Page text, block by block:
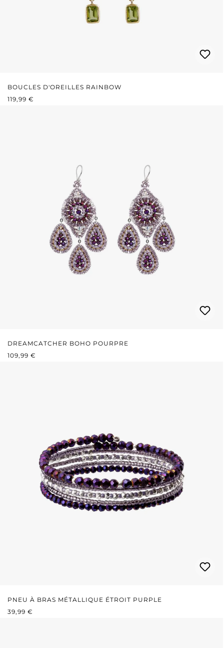
BOUCLES D'OREILLES RAINBOW
PRIX RÉGULIER :
119,99 €
DREAMCATCHER BOHO POURPRE
PRIX RÉGULIER :
109,99 €
PNEU À BRAS MÉTALLIQUE ÉTROIT PURPLE
PRIX RÉGULIER :
39,99 €